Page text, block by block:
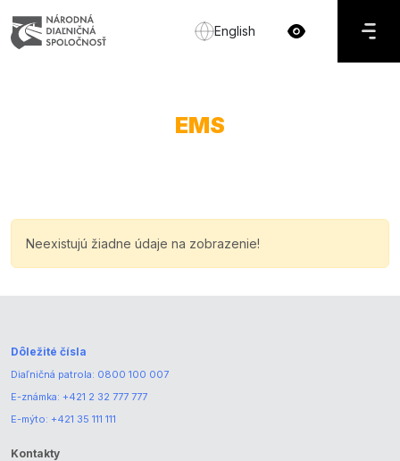
English
EMS
Neexistujú žiadne údaje na zobrazenie!
Dôležité čísla
Diaľničná patrola: 0800 100 007
E-známka: +421 2 32 777 777
E-mýto: +421 35 111 111
Kontakty